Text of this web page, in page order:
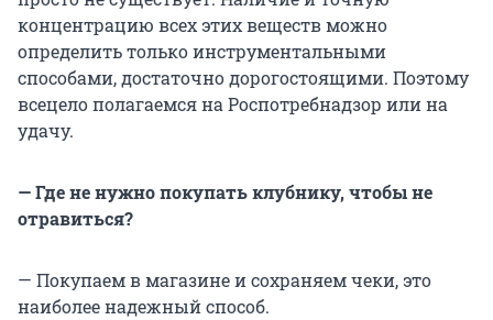
концентрацию всех этих веществ можно
определить только инструментальными
способами, достаточно дорогостоящими. Поэтому
всецело полагаемся на Роспотребнадзор или на
удачу.
— Где не нужно покупать клубнику, чтобы не
отравиться?
— Покупаем в магазине и сохраняем чеки, это
наиболее надежный способ.